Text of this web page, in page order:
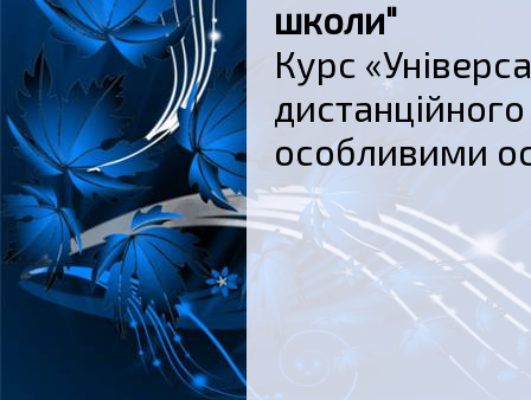
школи"
Курс
особливими